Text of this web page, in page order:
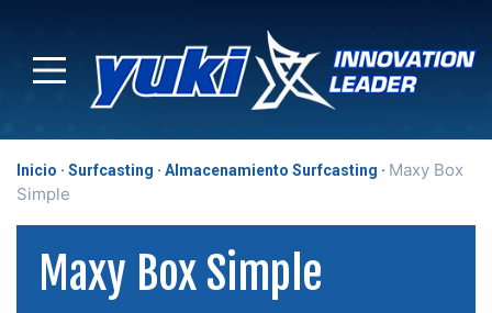
Inicio Surfcasting Almacenamiento Surfcasting
Maxy Box
Simple
Maxy Box Simple